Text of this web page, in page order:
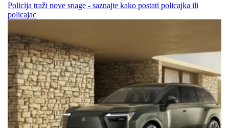
Policija traži nove snage - saznajte kako postati policajka ili
policajac